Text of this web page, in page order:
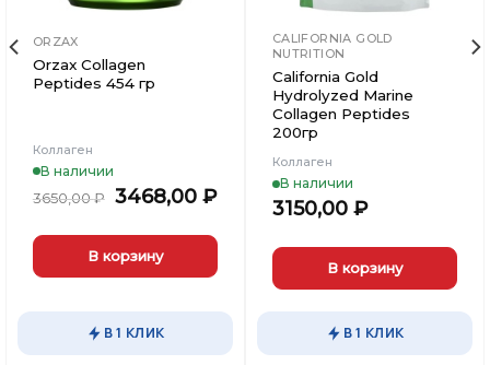
ORZAX
Orzax Collagen
Peptides 454 гр
Коллаген
В наличии
3650,00₽ Первоначальная
составляла
3650,00 ₽.
3468,00 ₽Текущая
цена:
3468,00 ₽.
В корзину
В 1 КЛИК
CALIFORNIA GOLD
NUTRITION
California Gold
Hydrolyzed Marine
Collagen Peptides
200гр
Коллаген
В наличии
3150,00 ₽
В корзину
В 1 КЛИК